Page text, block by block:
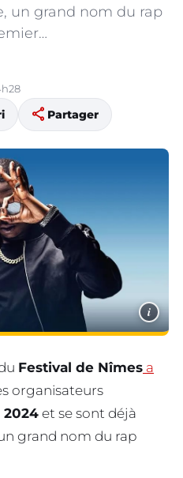
un grand nom du rap
share Partager
i
Festival de Nîmes a
organisateurs
et se sont déjà
grand nom du rap